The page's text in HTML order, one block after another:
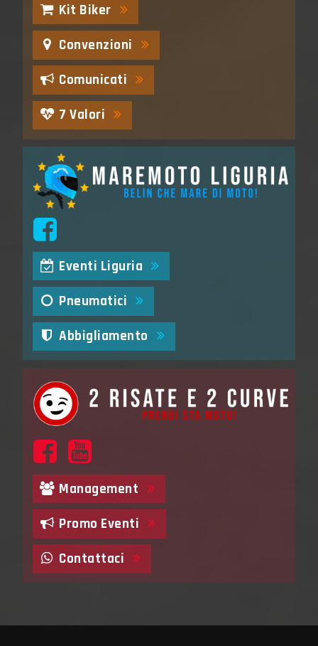
Kit Biker
Convenzioni
Comunicati
7 Valori
Eventi Liguria
Pneumatici
Abbigliamento
Management
Promo Eventi
Contattaci